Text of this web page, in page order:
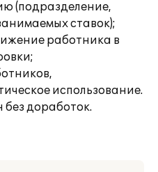
(подразделение,
ставок);
работника в
использование.
доработок.